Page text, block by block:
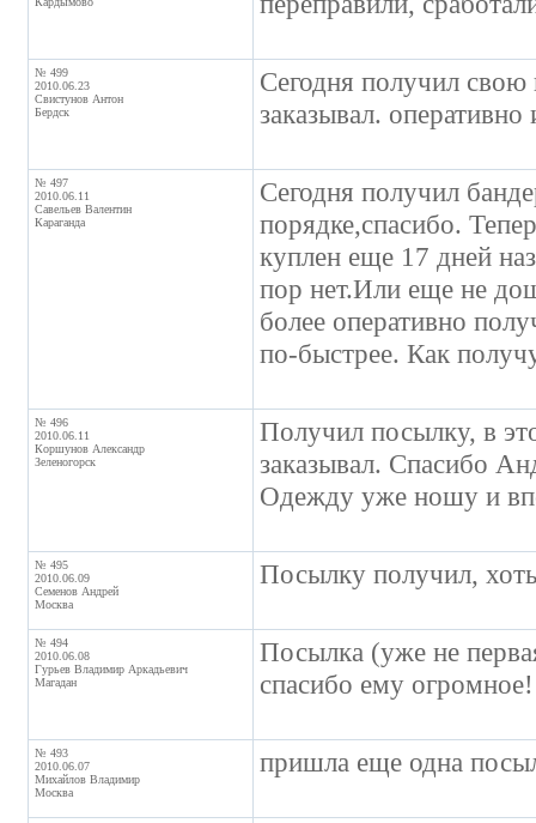
№ 499
2010.06.23
Свистунов Антон
Бердск
Сегодня получил свою
заказывал.
№ 497
2010.06.11
Савельев Валентин
Караганда
Сегодня получил
порядке,спасибо.
куплен еще 17 дней
пор нет.Или еще не
более оперативно
по-быстрее. Как
№ 496
2010.06.11
Коршунов Александр
Зеленогорск
Получил посылку, в
заказывал. Спасибо
Одежду уже ношу и
№ 495
2010.06.09
Семенов Андрей
Москва
Посылку получил,
№ 494
2010.06.08
Гурьев Владимир Аркадьевич
Магадан
Посылка (уже не
спасибо ему
№ 493
2010.06.07
Михайлов Владимир
Москва
пришла еще одна